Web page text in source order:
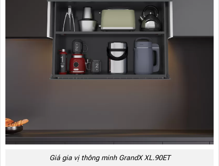
Giá gia vị thông minh GrandX XL.90ET